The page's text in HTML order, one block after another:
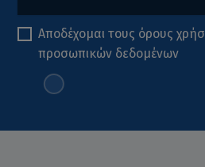
Αποδέχομαι τους όρους
προσωπικών δεδομένων